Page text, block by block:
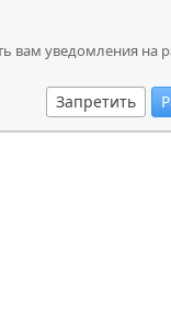
вам уведомления на
Запретить
вам уведомления на
Запретить